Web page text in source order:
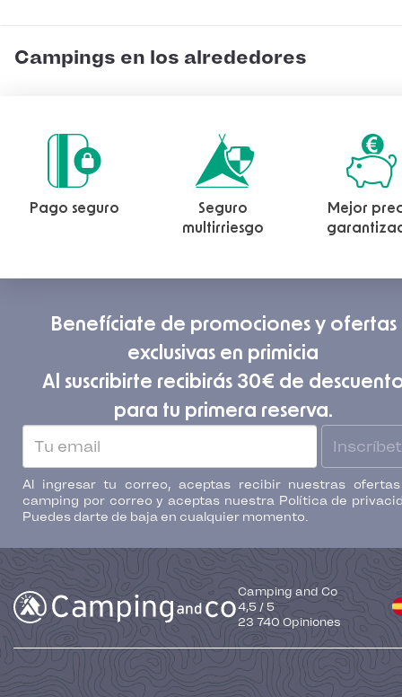
Campings en los alrededores
Pago seguro
Seguro
multirriesgo
Mejor
Benefíciate de promociones y ofertas
exclusivas en primicia
Al suscribirte recibirás 30€ de
para tu primera reserva.
Al ingresar tu correo, aceptas recibir nuestras
camping por correo y aceptas nuestra Política de
Puedes darte de baja en cualquier momento.
Camping and Co
4,5 / 5
23 740 Opiniones